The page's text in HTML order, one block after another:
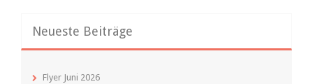
Neueste Beiträge
Flyer Juni 2026